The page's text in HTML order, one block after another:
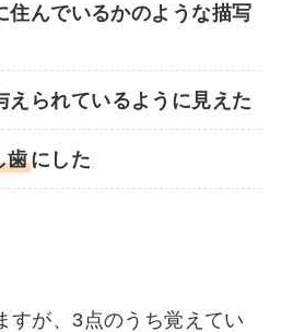
住んでいるかのような描写
えられているように見えた
歯にした
すが、3点のうち覚えてい